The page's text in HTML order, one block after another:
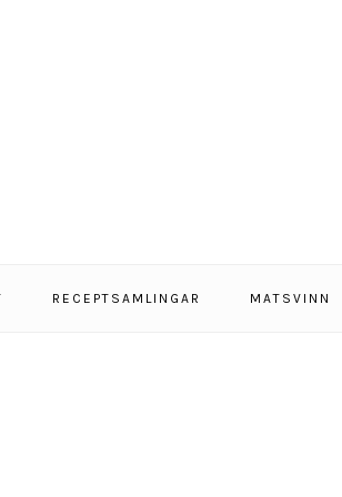
RECEPTSAMLINGAR MATSVINN